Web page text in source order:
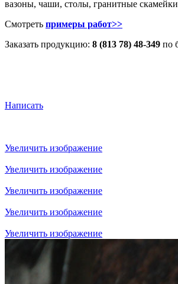
вазоны, чаши, столы, гранитные
Смотреть примеры работ>>
Заказать продукцию: 8 (813 78) 48-349 по
Написать
Увеличить изображение
Увеличить изображение
Увеличить изображение
Увеличить изображение
Увеличить изображение